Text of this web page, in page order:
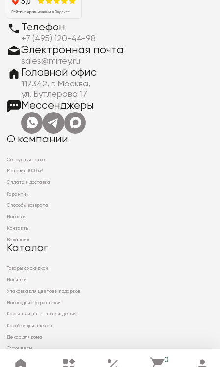
0
Телефон
+7 (495) 120-44-98
Электронная почта
sales@mirrey.ru
Головной офис
117342, г. Москва,
ул. Бутлерова 17
Мессенджеры
О компании
Сотрудничество
Магазин 1000 м²
Оплата и доставка
Гарантии
Способы возврата
Новости
Контакты
Вакансии
Каталог
Товары со скидкой
Новинки
Упаковка для цветов и подарков
Новогодние украшения
Корзины и плетеные изделия
Коробки для цветов
Декор для дома
Сухоцветы